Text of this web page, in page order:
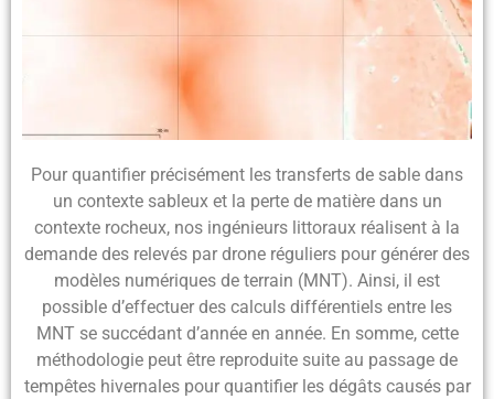
Pour quantifier précisément les transferts de sable dans
un contexte sableux et la perte de matière dans un
contexte rocheux, nos ingénieurs littoraux réalisent à la
demande des relevés par drone réguliers pour générer des
modèles numériques de terrain (MNT). Ainsi, il est
possible d’effectuer des calculs différentiels entre les
MNT se succédant d’année en année. En somme, cette
méthodologie peut être reproduite suite au passage de
tempêtes hivernales pour quantifier les dégâtscausés par